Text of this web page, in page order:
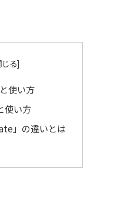
使い方
使い方
」の違いとは